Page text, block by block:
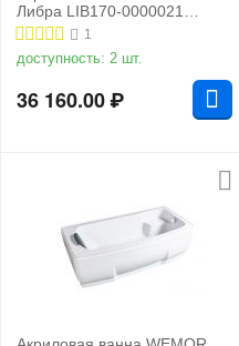
Либра LIB170-0000021
170x70 слив слева
1
доступность: 2 шт.
36 160.00₽